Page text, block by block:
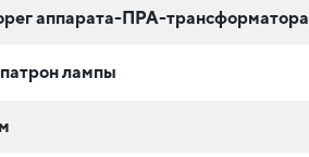
аппарата-ПРА-трансформатора
лампы